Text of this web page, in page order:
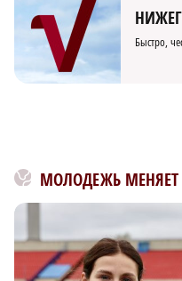
Быстро,
МОЛОДЕЖЬ